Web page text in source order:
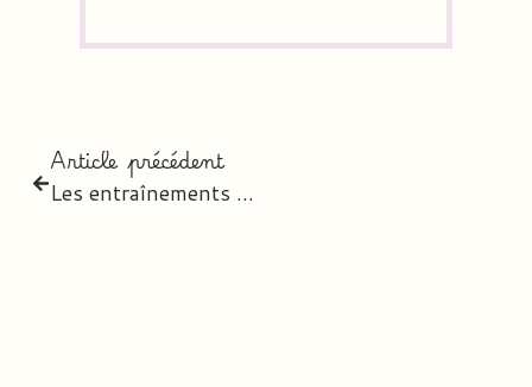
Article précédent
Les entraînements